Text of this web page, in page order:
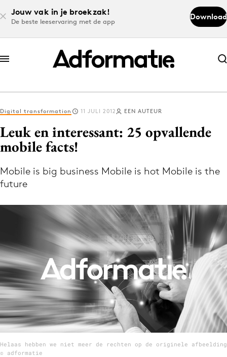
Jouw vak in je broekzak!
De beste leeservaring met de app
Download
Abonneer nu
Abonneer nu
Log in
Volg het laatste nieuws via de Adformatie
Menu
Home
9 sept: GenAI-training
12 nov: MarketingLive!
Adverteren
Events
Digital transformation 11 JULI 2012 EEN AUTEUR
Leuk en interessant: 25 opvallende
mobile facts!
Mobile is big business Mobile is hot Mobile is the
future
Helaas hebben we niet meer de rechten op de originele afbeelding
© adformatie